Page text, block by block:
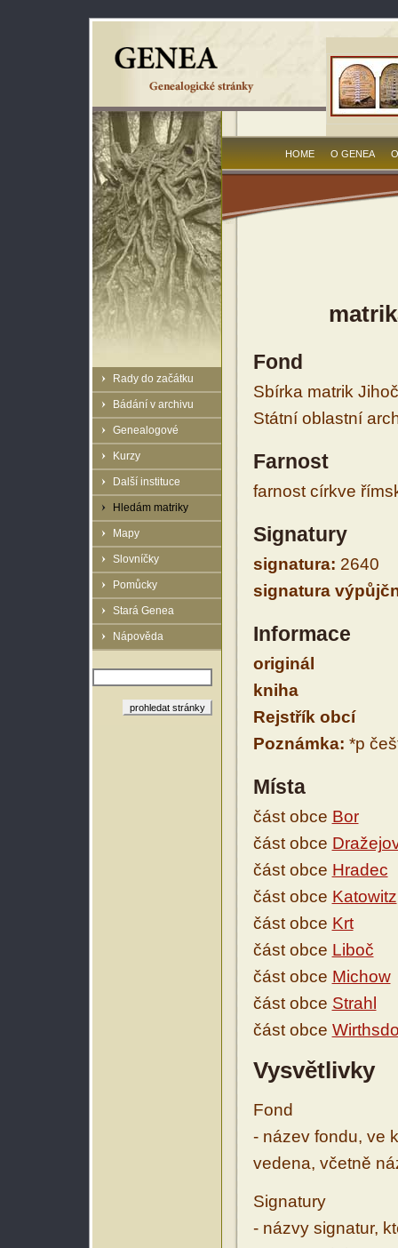
Rady do začátku
Bádání v archivu
Genealogové
Kurzy
Další instituce
Hledám matriky
Mapy
Slovníčky
Pomůcky
Stará Genea
Nápověda
HOME O GENEA
Fond
Sbírka matrik
Státní oblastní
Farnost
farnost církve
Signatury
signatura: 2640
signatura
Informace
originál
kniha
Rejstřík obcí
Poznámka: *p
Místa
část obce Bor
část obce
část obce Hradec
část obce Katowitz
část obce Krt
část obce Liboč
část obce Michow
část obce Strahl
část obce
Vysvětlivky
Fond
- název fondu, ve
vedena, včetně
Signatury
- názvy signatur,